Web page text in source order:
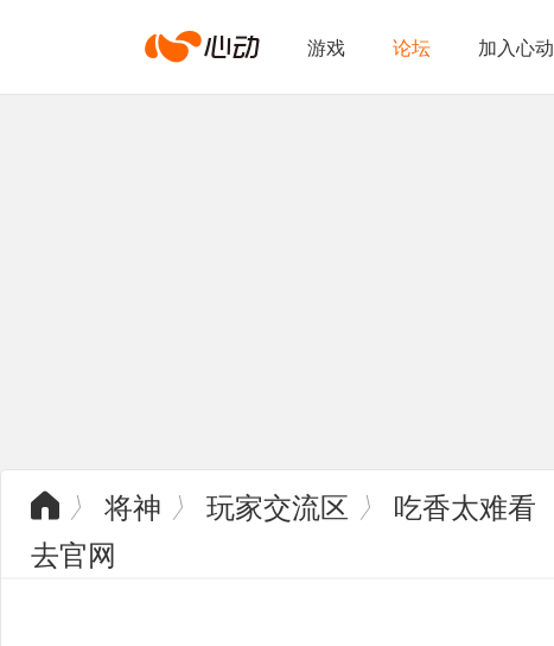
心 游戏 论坛 加入心动
 〉 将神 〉 玩家交流区 〉
吃香太难看
去官网